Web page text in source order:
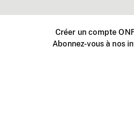
Créer un compte
Abonnez-vous à nos